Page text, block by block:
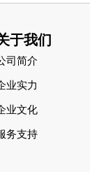
于我们
司简介
业实力
业文化
务支持